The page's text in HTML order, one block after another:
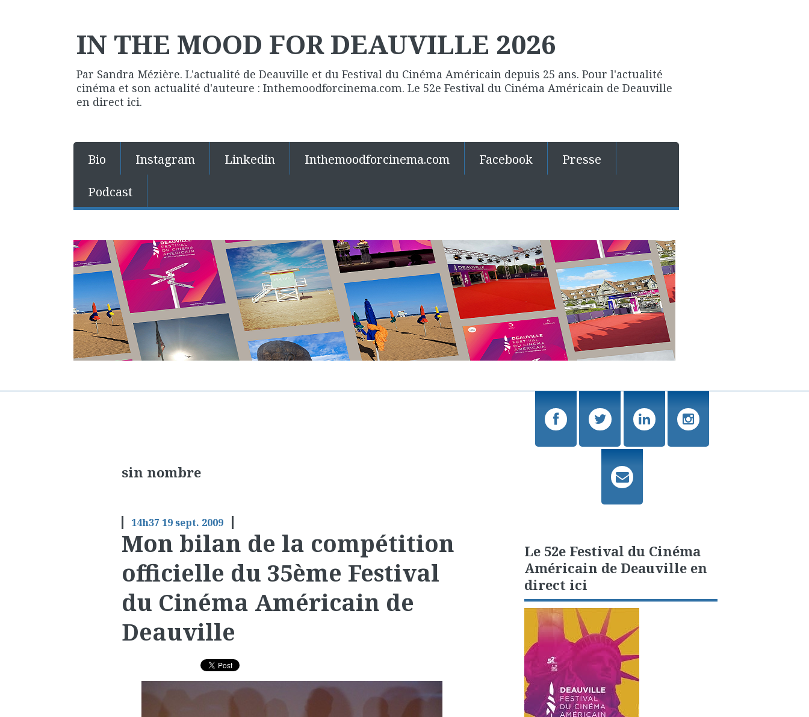
IN THE MOOD FOR DEAUVILLE 2026
Par Sandra Mézière. L'actualité de Deauville et du Festival du Cinéma Américain depuis 25 ans. Pour l'actualité
cinéma et son actualité d'auteure : Inthemoodforcinema.com. Le 52e Festival du Cinéma Américain de Deauville
en direct ici.
Bio Instagram Linkedin Inthemoodforcinema.com Facebook
Presse
Podcast
sin nombre
14h37 19sept. 2009
Mon bilan de la compétition
officielle du 35ème Festival
du Cinéma Américain de
Deauville
Le 52e Festival du Cinéma
Américain de Deauville en
direct ici